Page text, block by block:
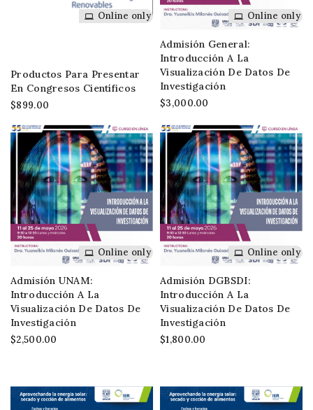
Online only
Productos Para Presentar
En Congresos Científicos
$899.00
Online only
Admisión General:
Introducción A La
Visualización De Datos De
Investigación
$3,000.00
Online only
Admisión UNAM:
Introducción A La
Visualización De Datos De
Investigación
$2,500.00
Online only
Admisión DGBSDI:
Introducción A La
Visualización De Datos De
Investigación
$1,800.00